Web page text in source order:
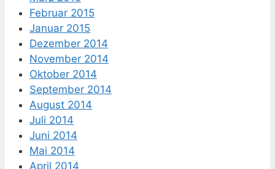
Februar 2015
Januar 2015
Dezember 2014
November 2014
Oktober 2014
September 2014
August 2014
Juli 2014
Juni 2014
Mai 2014
April 2014